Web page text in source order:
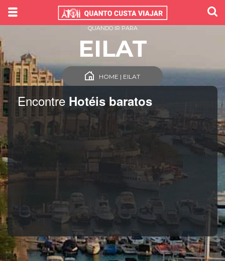
Encontre Hotéis baratos
QUANDO IR PARA
EILAT
HOME | EILAT